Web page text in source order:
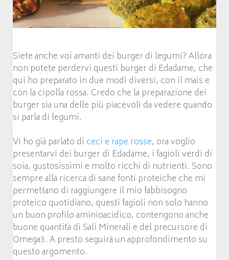
Siete anche voi amanti dei burger di legumi? Allora
non potete perdervi questi burger di Edadame, che
qui ho preparato in due modi diversi, con il mais e
con la cipolla rossa. Credo che la preparazione dei
burger sia una delle più piacevoli da vedere quando
si parla di legumi.
Vi ho già parlato di ceci e rape rosse, ora voglio
presentarvi dei burger di Edadame, i fagioli verdi di
soia, gustosissimi e molto ricchi di nutrienti. Sono
sempre alla ricerca di sane fonti proteiche che mi
permettano di raggiungere il mio fabbisogno
proteico quotidiano, questi fagioli non solo hanno
un buon profilo aminioacidico, contengono anche
buone quantità di Sali Minerali e del precursore di
Omega3. A presto seguirà un approfondimento su
questo argomento.